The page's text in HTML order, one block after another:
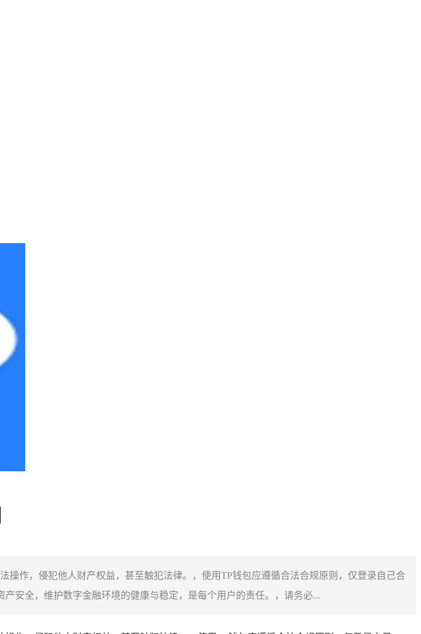
作，侵犯他人财产权益，甚至触犯法律。，使用TP钱包应遵循合法合规原则，仅登录自己合
安全，维护数字金融环境的健康与稳定，是每个用户的责任。，请务必...